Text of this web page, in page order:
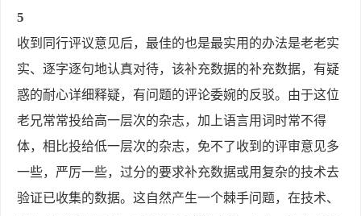
5
收到同行评议意见后，最佳的也是最实用的办法是老老实
实、逐字逐句地认真对待，该补充数据的补充数据，有疑
惑的耐心详细释疑，有问题的评论委婉的反驳。由于这位
老兄常常投给高一层次的杂志，加上语言用词时常不得
体，相比投给低一层次的杂志，免不了收到的评审意见多
一些，严厉一些，过分的要求补充数据或用复杂的技术去
验证已收集的数据。这自然产生一个棘手问题，在技术、